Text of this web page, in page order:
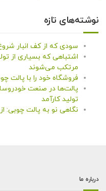
نوشته‌های تازه
سودی که از کف انبار
اشتباهی که بسیاری از
مرتکب می‌شوند
فروشگاه خود را با پالت
پالت‌ها در صنعت
تولید کارآمد
نگاهی نو به پالت چوبی:
درباره ما